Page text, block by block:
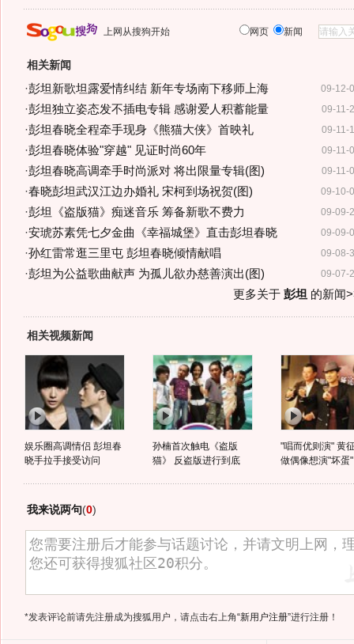
上网从搜狗开始 网页 新闻
相关新闻
09-12-
·彭坦新歌坦露爱情纠结 新年专场南下移师上海
09-11-
·彭坦独立姿态发不插电专辑 感谢爱人积蓄能量
09-11-
·彭坦春晓全程牵手现身《熊猫大侠》首映礼
09-11-
·彭坦春晓体验"穿越" 见证时尚60年
09-11-
·彭坦春晓高调牵手时尚派对 将出限量专辑(图)
09-10-
·春晓彭坦武汉江边办婚礼 宋柯到场祝贺(图)
09-09-
·彭坦《盗版猫》痴迷音乐 筹备新歌不费力
09-09-
·安琥苏素凭七夕金曲《幸福城堡》直击彭坦春晓
09-08-
·孙红雷常逛三里屯 彭坦春晓倾情献唱
09-07-
·彭坦为公益歌曲献声 为孤儿欲办慈善演出(图)
更多关于 彭坦 的新闻
相关视频新闻
娱乐圈高调情侣 彭坦春
晓手拉手接受访问
孙楠首次触电《盗版
猫》 反盗版进行到底
"唱而优则演" 黄
做偶像想演"坏蛋"
我来说两句(0)
*发表评论前请先注册成为搜狐用户，请点击右上角“新用户注册”进行注册！